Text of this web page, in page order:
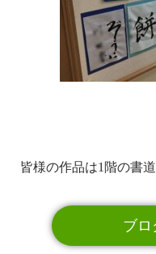
皆様の作品は1階の書
ブロ